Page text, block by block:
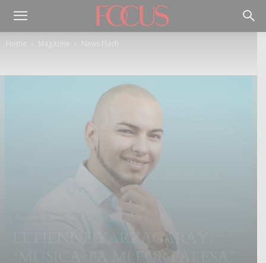
Home Magazine News Flash
ELTIENNE YARZAGARAY:
“MUSICA TA MI FORTALESA”